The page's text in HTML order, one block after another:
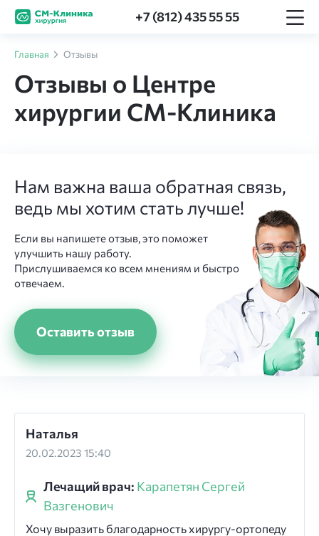
+7 (812) 435 55 55
Главная Отзывы
Отзывы о Центре
хирургии СМ-Клиника
Нам важна ваша обратная связь,
ведь мы хотим стать лучше!
Если вы напишете отзыв, это поможет
улучшить нашу работу.
Прислушиваемся ко всем мнениям и быстро
отвечаем.
Оставить отзыв
Наталья
20.02.2023 15:40
Лечащий врач: Карапетян Сергей
Вазгенович
Хочу выразить благодарность хирургу-ортопеду